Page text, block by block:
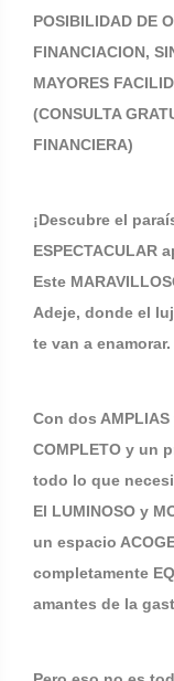
POSIBILIDAD DE
FINANCIACION,
MAYORES
(CONSULTA
FINANCIERA)
¡Descubre el
ESPECTACULAR
Este
Adeje, donde el
te van a enamorar.
Con dos
COMPLETO y un
todo lo que
El LUMINOSO y
un espacio
completamente
amantes de la